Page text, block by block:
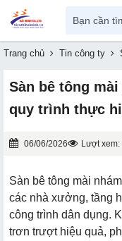
Trang chủ Tin công ty
Sàn bê tông
quy trình thực
06/06/2026 Lượt xem:
Sàn bê tông mài
các nhà xưởng, tầng
công trình dân dụng.
trơn trượt hiệu quả,